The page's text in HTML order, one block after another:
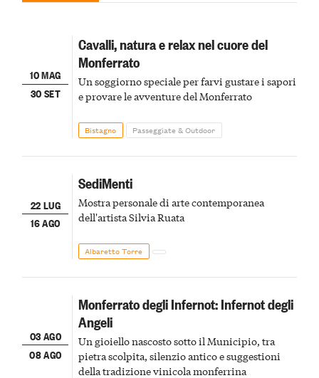
10 MAG
30 SET
Cavalli, natura e relax nel cuore del
Monferrato
Un soggiorno speciale per farvi gustare i sapori
e provare le avventure del Monferrato
Bistagno Passeggiate & Outdoor
22 LUG
16 AGO
SediMenti
Mostra personale di arte contemporanea
dell'artista Silvia Ruata
Albaretto Torre
03 AGO
08 AGO
Monferrato degli Infernot: Infernot degli
Angeli
Un gioiello nascosto sotto il Municipio, tra
pietra scolpita, silenzio antico e suggestioni
della tradizione vinicola monferrina